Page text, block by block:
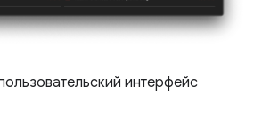
интерфейс